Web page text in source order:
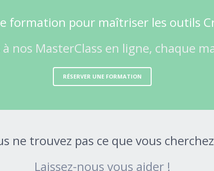
formation pour maîtriser les outils
nos MasterClass en ligne, chaque
RÉSERVER UNE FORMATION
ne trouvez pas ce que vous
Laissez-nous vous aider !